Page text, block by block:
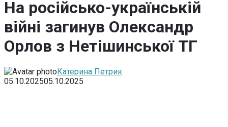
На російсько-українській
війні загинув Олександр
Орлов з Нетішинської ТГ
Катерина Петрик
05.10.202505.10.2025